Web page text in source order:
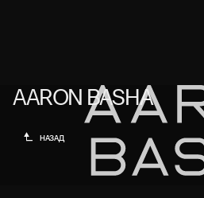
НАЗАД
AARON BASHA